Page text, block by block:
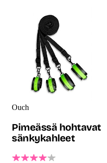
Ouch
Pimeässä hohtavat
sänkykahleet